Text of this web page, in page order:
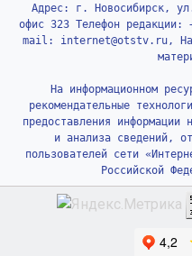
Адрес: г. Новосибирск,
офис 323 Телефон
mail: internet@otstv.ru,
На информационном
рекомендательные
предоставления информации
и анализа сведений,
пользователей сети
Российской